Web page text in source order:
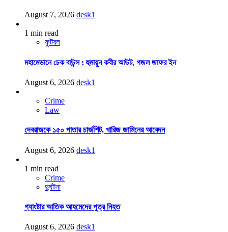
August 7, 2026 desk1
1 min read
ফুটবল
মহামেডানে চেক বাউন্স : হুমায়ুন কবীর আউট, গজল জাফর ইন
August 6, 2026 desk1
Crime
Law
দেবরাজকে ১৫০ পাতার চার্জশিট, খারিজ জামিনের আবেদন
August 6, 2026 desk1
1 min read
Crime
দুর্ঘটনা
গ্যাংষ্টার আতিক আহমেদের পুত্র নিহত
August 6, 2026 desk1